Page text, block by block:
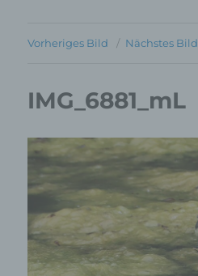
Vorheriges Bild Nächstes Bild
IMG_6881_mL